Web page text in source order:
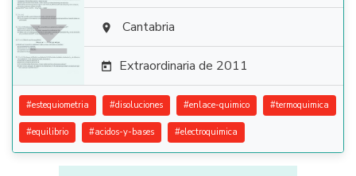
  Cantabria
 Extraordinaria de 2011
#estequiometria #disoluciones #enlace-quimico #termoquimica
#equilibrio #acidos-y-bases #electroquimica